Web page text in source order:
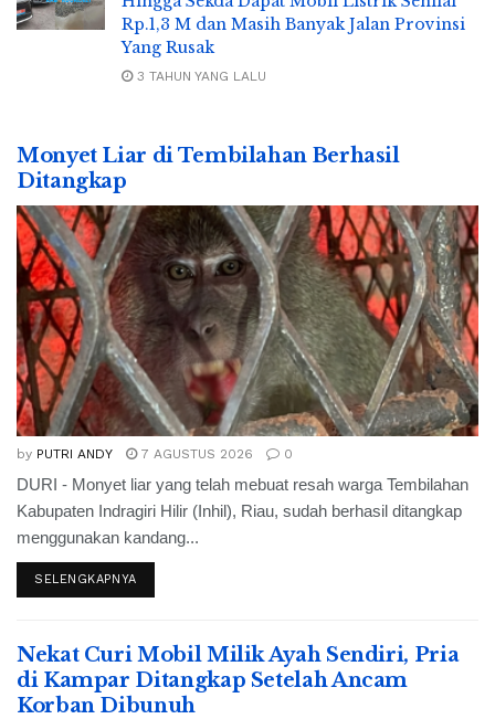
Rp.1,3 M dan Masih Banyak Jalan Provinsi
Yang Rusak
3 TAHUN YANG LALU
Monyet Liar di Tembilahan Berhasil
Ditangkap
by PUTRI ANDY 7 AGUSTUS 2026 0
DURI - Monyet liar yang telah mebuat resah warga Tembilahan
Kabupaten Indragiri Hilir (Inhil), Riau, sudah berhasil ditangkap
menggunakan kandang...
SELENGKAPNYA
Nekat Curi Mobil Milik Ayah Sendiri, Pria
di Kampar Ditangkap Setelah Ancam
Korban Dibunuh